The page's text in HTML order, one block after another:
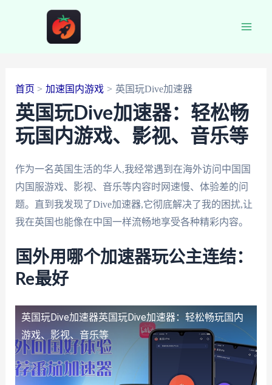
首页 加速国内游戏 英国玩Dive加速器
英国玩Dive加速器：轻松畅
玩国内游戏、影视、音乐等
作为一名英国生活的华人,我经常遇到在海外访问中国国
内国服游戏、影视、音乐等内容时网速慢、体验差的问
题。直到我发现了Dive加速器,它彻底解决了我的困扰,让
我在英国也能像在中国一样流畅地享受各种精彩内容。
国外用哪个加速器玩公主连结：
Re最好
英国玩Dive加速器英国玩Dive加速器：轻松畅玩国内
游戏、影视、音乐等